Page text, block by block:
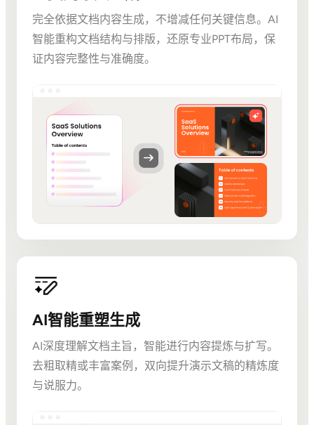
完全依据文档内容生成，不增减任何关键信息。AI
智能重构文档结构与排版，还原专业PPT布局，保
证内容完整性与准确度。
AI智能重塑生成
AI深度理解文档主旨，智能进行内容提炼与扩写。
去粗取精或丰富案例，双向提升演示文稿的精炼度
与说服力。